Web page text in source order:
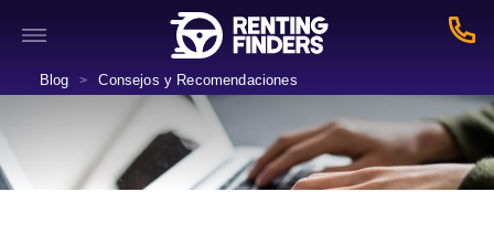
Blog > Consejos y Recomendaciones